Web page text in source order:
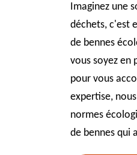
Imaginez une
déchets, c'est
de bennes
vous soyez en
pour vous
expertise,
normes
de bennes qui